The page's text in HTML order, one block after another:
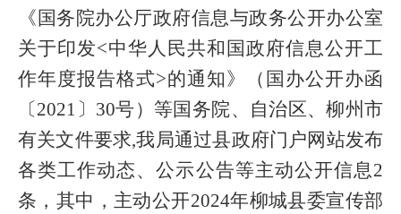
《国务院办公厅政府信息与政务公开办公室
关于印发<中华人民共和国政府信息公开工
作年度报告格式>的通知》（国办公开办函
〔2021〕30号）等国务院、自治区、柳州市
有关文件要求,我局通过县政府门户网站发布
各类工作动态、公示公告等主动公开信息2
条，其中，主动公开2024年柳城县委宣传部